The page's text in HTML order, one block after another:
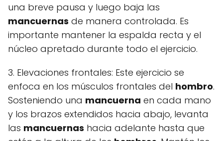
una breve pausa y luego baja las
mancuernas de manera controlada. Es
importante mantener la espalda recta y el
núcleo apretado durante todo el ejercicio.
3. Elevaciones frontales: Este ejercicio se
enfoca en los músculos frontales del hombro.
Sosteniendo una mancuerna en cada mano
y los brazos extendidos hacia abajo, levanta
las mancuernas hacia adelante hasta que